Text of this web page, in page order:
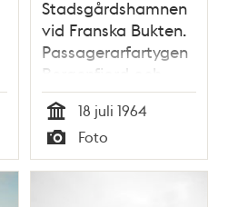
Stadsgårdshamnen
vid Franska Bukten.
Passagerarfartygen
Bergenfjord och
Andes på Strömmen
Tid
18 juli 1964
Typ
Foto